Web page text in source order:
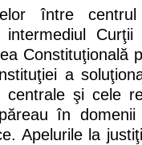
între
Curţii
Constituţională
a
centrale şi cele
în
Apelurile la